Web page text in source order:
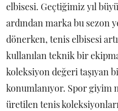
elbisesi. Geçtiğimiz yıl
ardından marka bu sezon
dönerken, tenis elbisesi
kullanılan teknik bir
koleksiyon değeri taşıyan
konumlanıyor. Spor giyim
üretilen tenis